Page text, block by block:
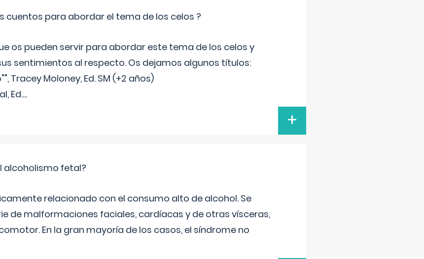
cuentos para abordar el tema de los celos ?
os pueden servir para abordar este tema de los celos y
sentimientos al respecto. Os dejamos algunos títulos:
Tracey Moloney, Ed. SM (+2 años)
Ed....
+
alcoholismo fetal?
relacionado con el consumo alto de alcohol. Se
de malformaciones faciales, cardíacas y de otras vísceras,
En la gran mayoría de los casos, el síndrome no